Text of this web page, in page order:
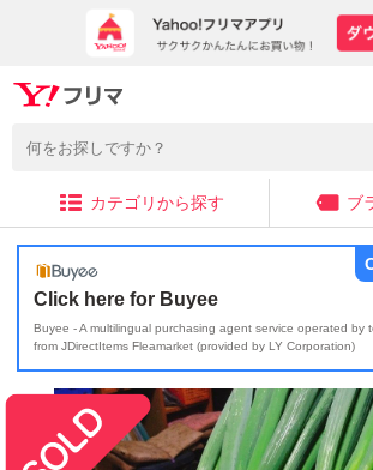
カテゴリから探す ブ
Click here for Buyee
Buyee - A multilingual purchasing agent service operated by
from JDirectItems Fleamarket (provided by LY Corporation)